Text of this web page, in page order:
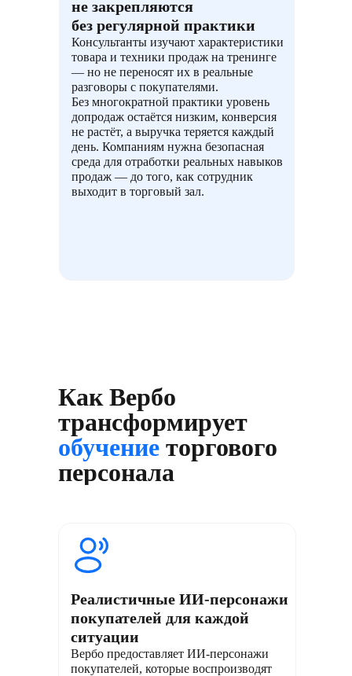
не закрепляются
без регулярной практики
Консультанты изучают характеристики
товара и техники продаж на тренинге
— но не переносят их в реальные
разговоры с покупателями.
Без многократной практики уровень
допродаж остаётся низким, конверсия
не растёт, а выручка теряется каждый
день. Компаниям нужна безопасная
среда для отработки реальных навыков
продаж — до того, как сотрудник
выходит в торговый зал.
Как Вербо
трансформирует
обучение торгового
персонала
Реалистичные ИИ-персонажи
покупателей для каждой
ситуации
Вербо предоставляет ИИ-персонажи
покупателей, которые воспроизводят